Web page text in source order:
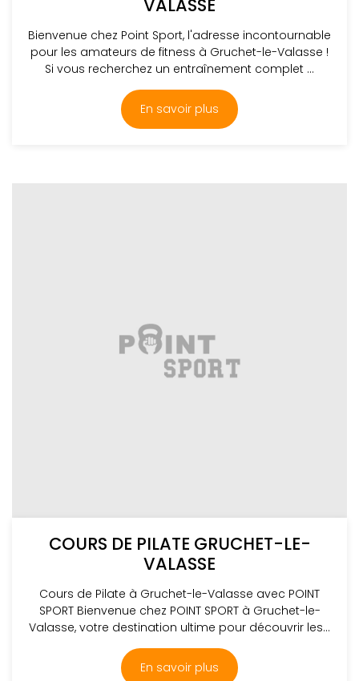
VALASSE
Bienvenue chez Point Sport, l'adresse incontournable
pour les amateurs de fitness à Gruchet-le-Valasse !
Si vous recherchez un entraînement complet ...
En savoir plus
COURS DE PILATE GRUCHET-LE-
VALASSE
Cours de Pilate à Gruchet-le-Valasse avec POINT
SPORT Bienvenue chez POINT SPORT à Gruchet-le-
Valasse, votre destination ultime pour découvrir les...
En savoir plus